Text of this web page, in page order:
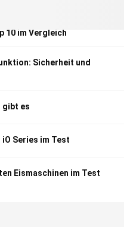
10 im Vergleich
Sicherheit und
gibt es
Series im Test
Eismaschinen im Test